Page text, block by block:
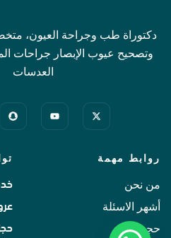
دكتوراة طب وجراحة العيون،
وتصحيح عيوب الإبصار جراحات
العدسات
روابط مهمة
من نحن
أشهر الاسئلة
حجز موعد